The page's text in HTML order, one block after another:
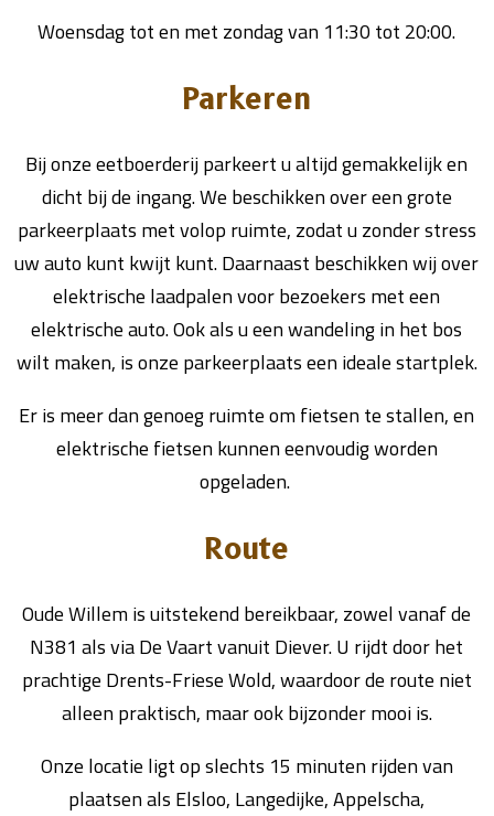
Woensdag tot en met zondag van 11:30 tot 20:00.
Parkeren
Bij onze eetboerderij parkeert u altijd gemakkelijk en
dicht bij de ingang. We beschikken over een grote
parkeerplaats met volop ruimte, zodat u zonder stress
uw auto kunt kwijt kunt. Daarnaast beschikken wij over
elektrische laadpalen voor bezoekers met een
elektrische auto. Ook als u een wandeling in het bos
wilt maken, is onze parkeerplaats een ideale startplek.
Er is meer dan genoeg ruimte om fietsen te stallen, en
elektrische fietsen kunnen eenvoudig worden
opgeladen.
Route
Oude Willem is uitstekend bereikbaar, zowel vanaf de
N381 als via De Vaart vanuit Diever. U rijdt door het
prachtige Drents-Friese Wold, waardoor de route niet
alleen praktisch, maar ook bijzonder mooi is.
Onze locatie ligt op slechts 15 minuten rijden van
plaatsen als Elsloo, Langedijke, Appelscha,